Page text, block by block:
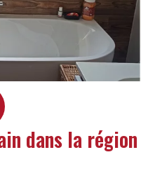
dans la région